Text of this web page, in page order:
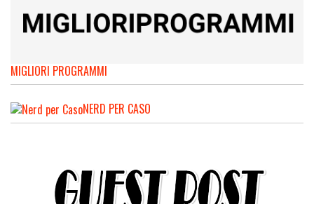
MIGLIORI PROGRAMMI
NERD PER CASO